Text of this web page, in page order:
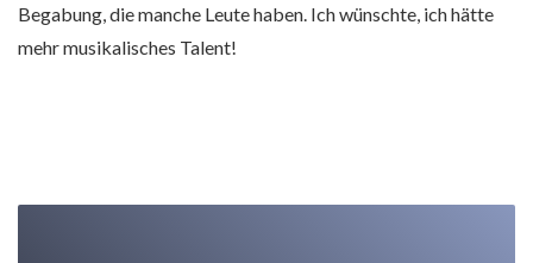
Begabung, die manche Leute haben. Ich wünschte, ich hätte
mehr musikalisches Talent!